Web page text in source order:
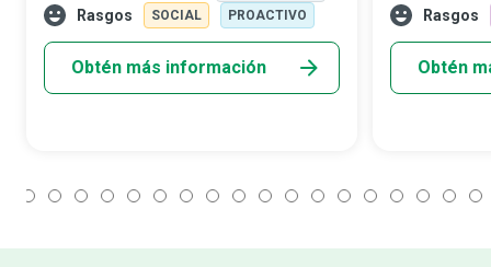
cámara, una red de dueños de negocios y
Rasgos
SOCIAL PROACTIVO
Obtén más información
de ayudar a
Rasgos
Obtén